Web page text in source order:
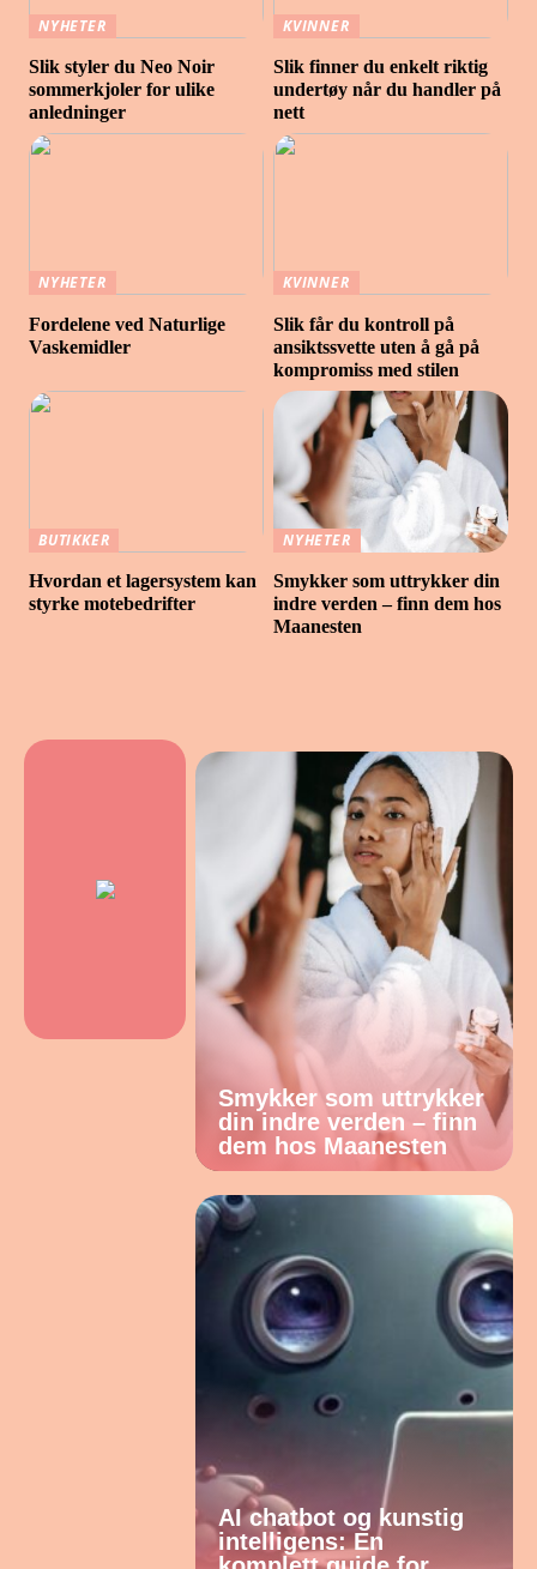
NYHETER
Slik styler du Neo Noir
sommerkjoler for ulike
anledninger
KVINNER
Slik finner du enkelt riktig
undertøy når du handler på
nett
NYHETER
Fordelene ved Naturlige
Vaskemidler
KVINNER
Slik får du kontroll på
ansiktssvette uten å gå på
kompromiss med stilen
BUTIKKER
Hvordan et lagersystem kan
styrke motebedrifter
NYHETER
Smykker som uttrykker din
indre verden – finn dem hos
Maanesten
Smykker som uttrykker
din indre verden – finn
dem hos Maanesten
AI chatbot og kunstig
intelligens: En